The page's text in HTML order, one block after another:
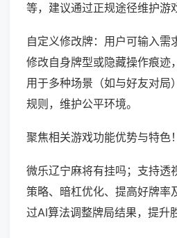
等，建议通过正规途径维护游
自定义修改牌：用户可输入需
修改自身牌型或隐藏操作痕迹
用于多种场景（如与好友对局
规则，维护公平环境。
聚焦相关游戏功能优势与特色！
微乐辽宁麻将有挂吗；支持透
策略、暗杠优化、提高好牌率
过AI算法调整牌局结果，提升